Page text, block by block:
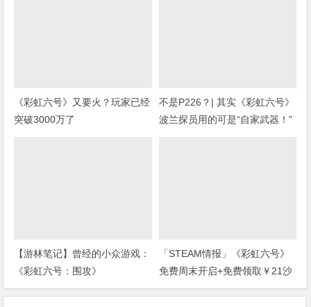
《彩虹六号》又要火？玩家已经
突破3000万了
不是P226？| 其实《彩虹六号》
波兰探员用的可是“自家武器！”
【游林笔记】曾经的小众游戏：
《彩虹六号：围攻》
「STEAM情报」《彩虹六号》
免费周末开启+免费领取￥21沙
盒扮演游戏+“墓地星露谷”今日